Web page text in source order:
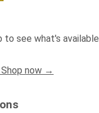
to see what's available
now →